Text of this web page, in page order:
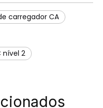
carregador CA
nível 2